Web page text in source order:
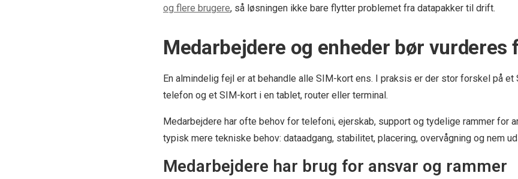
og flere brugere, så løsningen ikke bare flytter problemet fra datapakker til drift.
Medarbejdere og enheder bør
En almindelig fejl er at behandle alle SIM-kort ens. I praksis er der stor forskel på
telefon og et SIM-kort i en tablet, router eller terminal.
Medarbejdere har ofte behov for telefoni, ejerskab, support og tydelige rammer for
typisk mere tekniske behov: dataadgang, stabilitet, placering, overvågning og nem
Medarbejdere har brug for ansvar og rammer